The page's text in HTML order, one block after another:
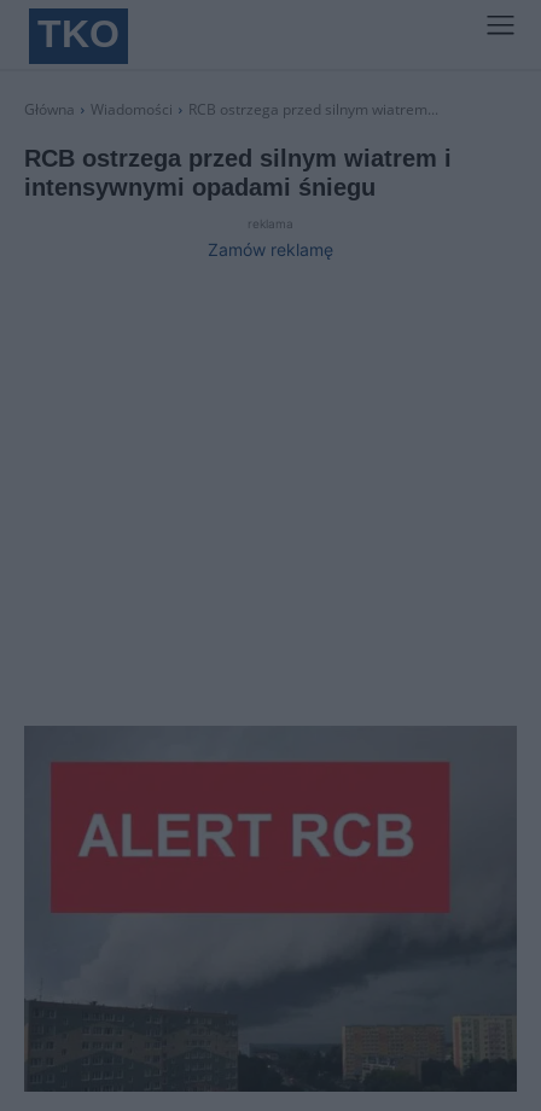
TKO
Główna Wiadomości RCB ostrzega przed silnym wiatrem...
RCB ostrzega przed silnym wiatrem i
intensywnymi opadami śniegu
reklama
Zamów reklamę